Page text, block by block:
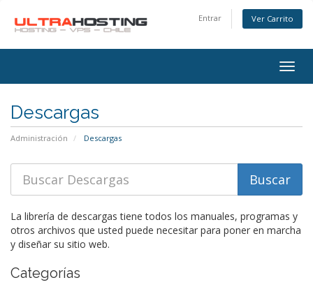
Entrar Ver Carrito
Descargas
Administración Descargas
La librería de descargas tiene todos los manuales, programas y
otros archivos que usted puede necesitar para poner en marcha
y diseñar su sitio web.
Categorías